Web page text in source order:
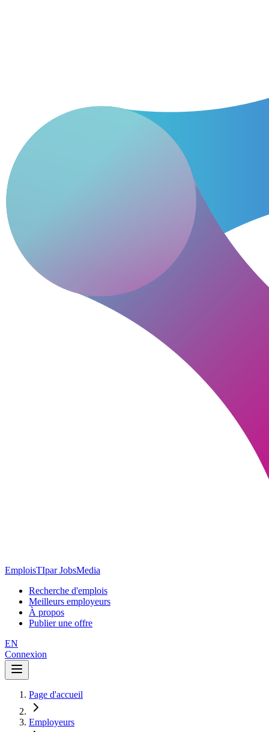
EmploisTIpar JobsMedia
Recherche d'emplois
Meilleurs employeurs
À propos
Publier une offre
EN
Connexion
Page d'accueil
Employeurs